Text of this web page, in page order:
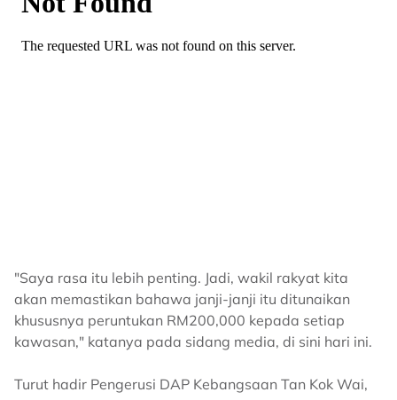
"Saya rasa itu lebih penting. Jadi, wakil rakyat kita
akan memastikan bahawa janji-janji itu ditunaikan
khususnya peruntukan RM200,000 kepada setiap
kawasan," katanya pada sidang media, di sini hari ini.
Turut hadir Pengerusi DAP Kebangsaan Tan Kok Wai,